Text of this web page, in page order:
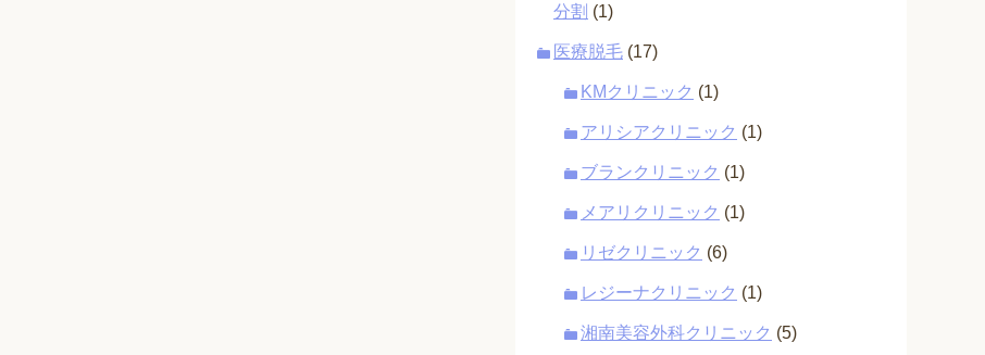
分割 (1)
医療脱毛 (17)
KMクリニック (1)
アリシアクリニック (1)
ブランクリニック (1)
メアリクリニック (1)
リゼクリニック (6)
レジーナクリニック (1)
湘南美容外科クリニック (5)